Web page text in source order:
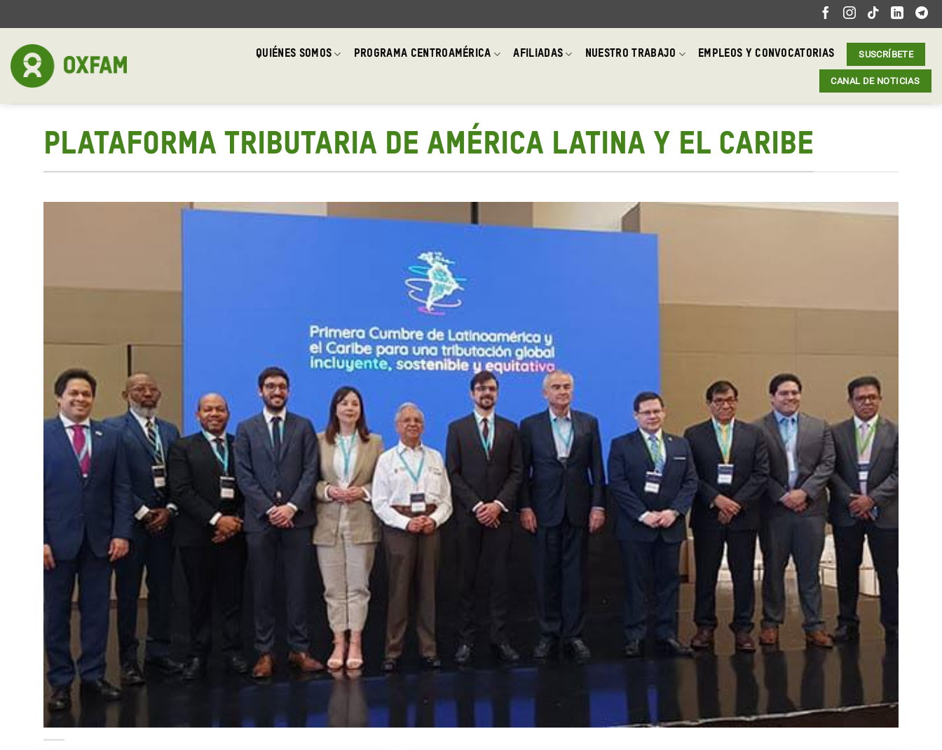
to
content
QUIÉNES SOMOS PROGRAMA CENTROAMÉRICA AFILIADAS NUESTRO TRABAJO EMPLEOS Y CONVOCATORIAS SUSCRÍBETE
CANAL DE NOTICIAS
PLATAFORMA TRIBUTARIA DE AMÉRICA LATINA Y EL CARIBE